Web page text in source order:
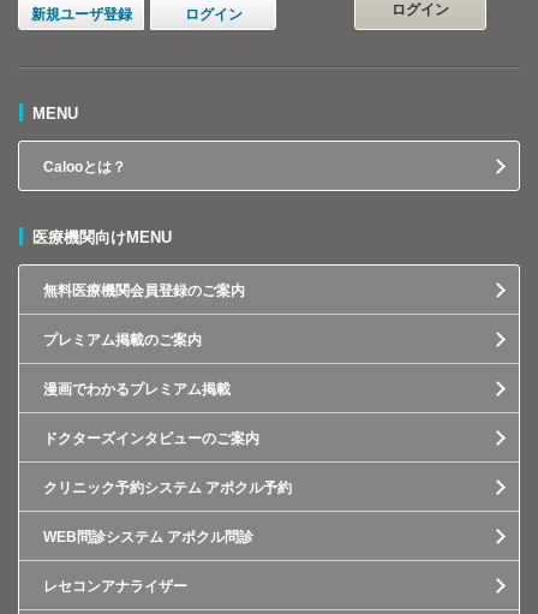
新規ユーザ登録 ログイン
ログイン
MENU
Calooとは？
医療機関向けMENU
無料医療機関会員登録のご案内
プレミアム掲載のご案内
漫画でわかるプレミアム掲載
ドクターズインタビューのご案内
クリニック予約システム アポクル予約
WEB問診システム アポクル問診
レセコンアナライザー